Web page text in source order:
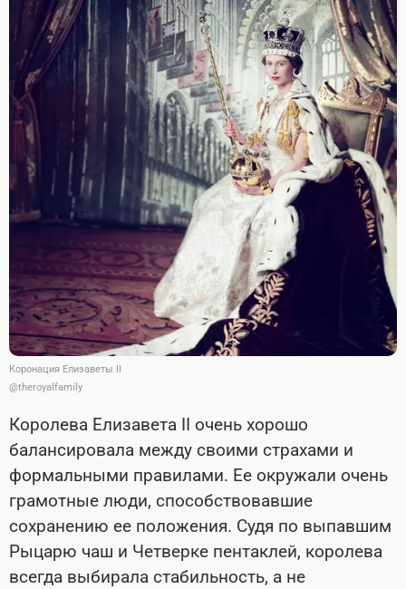
Коронация Елизаветы II
@theroyalfamily
Королева Елизавета II очень хорошо
балансировала между своими страхами и
формальными правилами. Ее окружали очень
грамотные люди, способствовавшие
сохранению ее положения. Судя по выпавшим
Рыцарю чаш и Четверке пентаклей, королева
всегда выбирала стабильность, а не